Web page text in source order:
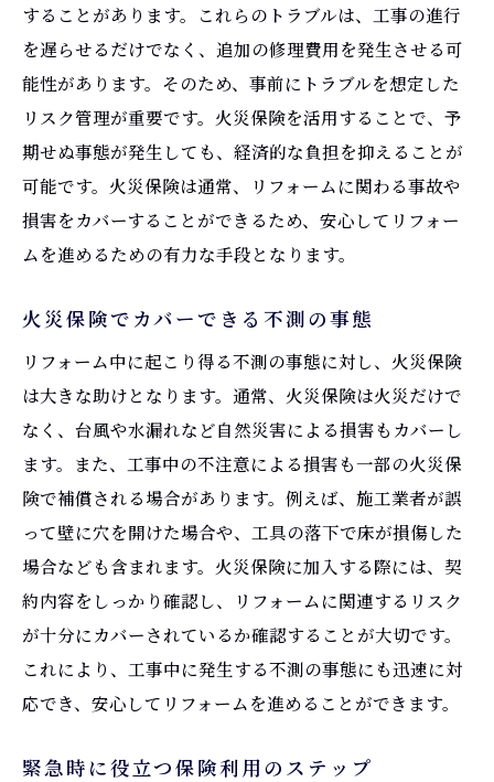
することがあります。これらのトラブルは、工事の進行
を遅らせるだけでなく、追加の修理費用を発生させる可
能性があります。そのため、事前にトラブルを想定した
リスク管理が重要です。火災保険を活用することで、予
期せぬ事態が発生しても、経済的な負担を抑えることが
可能です。火災保険は通常、リフォームに関わる事故や
損害をカバーすることができるため、安心してリフォー
ムを進めるための有力な手段となります。
火災保険でカバーできる不測の事態
リフォーム中に起こり得る不測の事態に対し、火災保険
は大きな助けとなります。通常、火災保険は火災だけで
なく、台風や水漏れなど自然災害による損害もカバーし
ます。また、工事中の不注意による損害も一部の火災保
険で補償される場合があります。例えば、施工業者が誤
って壁に穴を開けた場合や、工具の落下で床が損傷した
場合なども含まれます。火災保険に加入する際には、契
約内容をしっかり確認し、リフォームに関連するリスク
が十分にカバーされているか確認することが大切です。
これにより、工事中に発生する不測の事態にも迅速に対
応でき、安心してリフォームを進めることができます。
緊急時に役立つ保険利用のステップ